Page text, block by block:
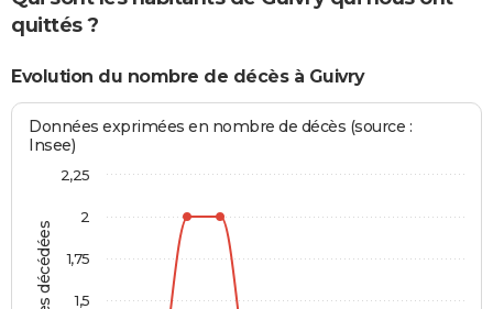
quittés ?
Evolution du nombre de décès à Guivry
Données exprimées en nombre de décès (source :
Insee)
1,5
1,75
2
2,25